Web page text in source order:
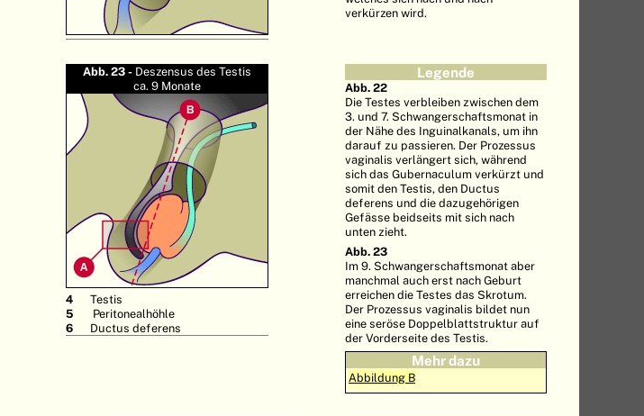
verkürzen wird.
Abb. 23 - Deszensus des Testis
ca. 9 Monate
4
Testis
5
Peritonealhöhle
6
Ductus deferens
Legende
Abb. 22
Die Testes verbleiben zwischen dem
3. und 7. Schwangerschaftsmonat in
der Nähe des Inguinalkanals, um ihn
darauf zu passieren. Der Prozessus
vaginalis verlängert sich, während
sich das Gubernaculum verkürzt und
somit den Testis, den Ductus
deferens und die dazugehörigen
Gefässe beidseits mit sich nach
unten zieht.
Abb. 23
Im 9. Schwangerschaftsmonat aber
manchmal auch erst nach Geburt
erreichen die Testes das Skrotum.
Der Prozessus vaginalis bildet nun
eine seröse Doppelblattstruktur auf
der Vorderseite des Testis.
Mehr dazu
Abbildung B